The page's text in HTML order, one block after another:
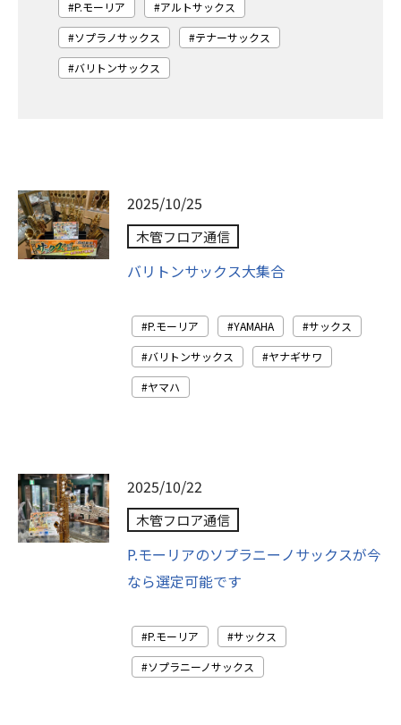
P.モーリア
アルトサックス
ソプラノサックス
テナーサックス
バリトンサックス
2025/10/25
木管フロア通信
バリトンサックス大集合
P.モーリア YAMAHA
サックス
バリトンサックス
ヤナギサワ
ヤマハ
2025/10/22
木管フロア通信
P.モーリアのソプラニーノサックスが今
なら選定可能です
P.モーリア
サックス
ソプラニーノサックス